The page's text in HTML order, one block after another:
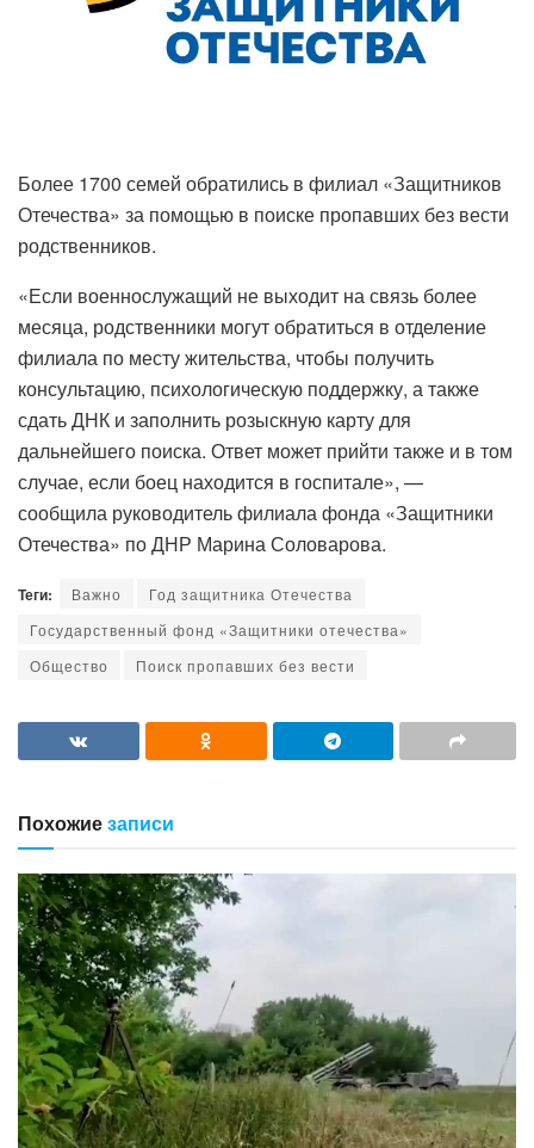
Более 1700 семей обратились в филиал «Защитников
Отечества» за помощью в поиске пропавших без вести
родственников.
«Если военнослужащий не выходит на связь более
месяца, родственники могут обратиться в отделение
филиала по месту жительства, чтобы получить
консультацию, психологическую поддержку, а также
сдать ДНК и заполнить розыскную карту для
дальнейшего поиска. Ответ может прийти также и в том
случае, если боец находится в госпитале», —
сообщила руководитель филиала фонда «Защитники
Отечества» по ДНР Марина Соловарова.
Теги: Важно
Год защитника Отечества
Государственный фонд «Защитники отечества»
Общество
Поиск пропавших без вести
Похожиезаписи